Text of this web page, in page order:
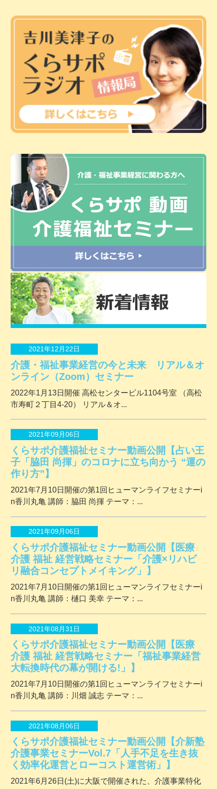
2021年12月22日
介護・福祉事業経営の今と未来 リアル＆オ
ンライン（Zoom）セミナー
2022年1月13日開催 ⾼松センタービル1104号室 （⾼松
市寿町２丁⽬4-20） リアル＆オ...
2021年09月06日
くらサポ介護福祉セミナー動画公開【占い王
子「脇田 尚揮」のコロナに立ち向かう “運の
作り方”】
2021年7月10日開催の第1回ヒューマンライフセミナーi
n香川丸亀 講師：脇田 尚揮 テーマ：...
2021年09月06日
くらサポ介護福祉セミナー動画公開【医療
介護 福祉 経営戦略セミナー「介護×リハビ
リ融合コンセプトメイキング」】
2021年7月10日開催の第1回ヒューマンライフセミナーi
n香川丸亀 講師：樋口 美幸 テーマ：...
2021年08月31日
くらサポ介護福祉セミナー動画公開【医療
介護 福祉 経営戦略セミナー「福祉事業経営
大転換時代の幕が開ける!」】
2021年7月10日開催の第1回ヒューマンライフセミナーi
n香川丸亀 講師：川畑 誠志 テーマ：...
2021年08月06日
くらサポ介護福祉セミナー動画公開【介新塾
介護事業セミナーVol.7「人手不足を生き抜
く効率化運営とローコスト運営術」】
2021年6月26日(土)に大阪で開催された、介護事業特化